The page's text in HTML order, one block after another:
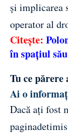
şi implicarea
operator al
Citește:
în spațiul
Tu ce părere
Ai o
Dacă ați fost